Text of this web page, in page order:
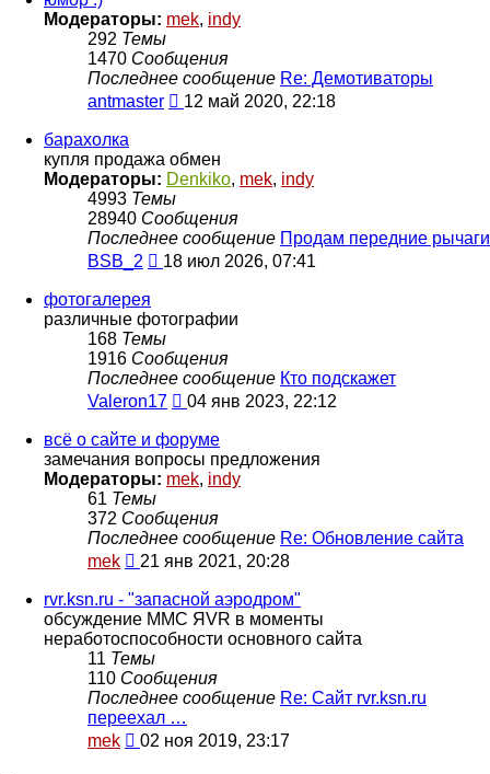
сообщению
Модераторы: mek, indy
292 Темы
1470 Сообщения
Последнее сообщение Re: Демотиваторы
antmaster
Перейти
сообщению
12 май 2020, 22:18
барахолка
купля продажа обмен
Модераторы: Denkiko, mek, indy
4993 Темы
28940 Сообщения
Последнее сообщение Продам передние рычаги
BSB_2
Перейти
сообщению
18 июл 2026, 07:41
фотогалерея
различные фотографии
168 Темы
1916 Сообщения
Последнее сообщение Кто подскажет
Valeron17
Перейти
последнему
сообщению
04 янв 2023, 22:12
всё о сайте и форуме
замечания вопросы предложения
Модераторы: mek, indy
61 Темы
372 Сообщения
Последнее сообщение Re: Обновление сайта
mek
Перейти
последнему
сообщению
21 янв 2021, 20:28
rvr.ksn.ru - "запасной аэродром"
обсуждение ММС ЯVR в моменты
неработоспособности основного сайта
11 Темы
110 Сообщения
Последнее сообщение Re: Сайт rvr.ksn.ru
переехал …
mek
Перейти
02 ноя 2019, 23:17